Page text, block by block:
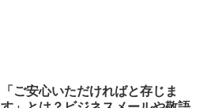
「ご安心いただければと存じま